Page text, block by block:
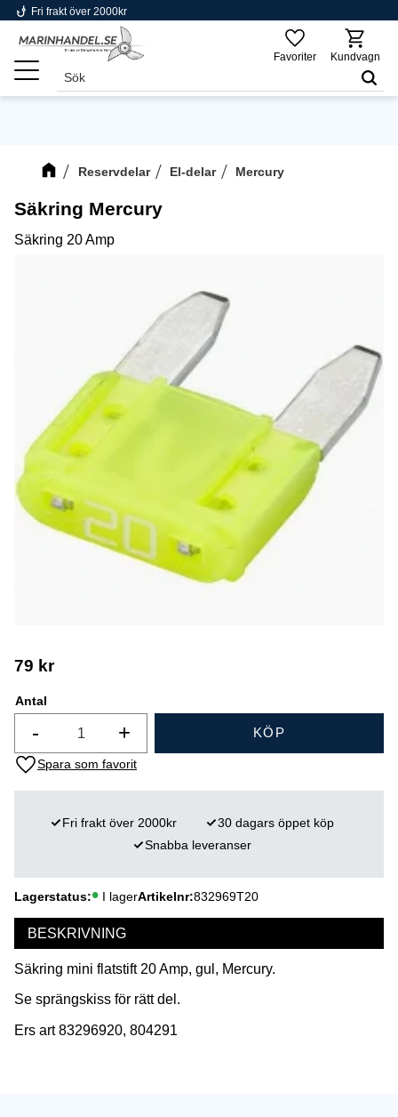
Meny
phishing Fri frakt över 2000kr
Favoriter Kundvagn
Reservdelar El-delar Mercury
Säkring Mercury
Säkring 20 Amp
79 kr
Antal
+
- KÖP
Lägg till i favoriter
Lagerstatus I lagerArtikelnr 832969T20
Fri frakt över 2000kr
30 dagars öppet köp
Snabba leveranser
BESKRIVNING
Säkring mini flatstift 20 Amp, gul, Mercury.
Se sprängskiss för rätt del.
Ers art 83296920, 804291